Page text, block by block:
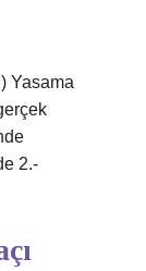
Yasama
2.-